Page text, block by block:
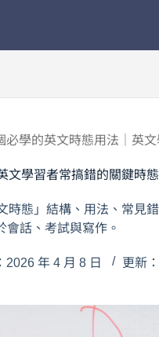
必學的英文時態用法｜英
文學習者常搞錯的關鍵時態
時態」結構、用法、常見
會話、考試與寫作。
2026 年 4 月 8 日 更新